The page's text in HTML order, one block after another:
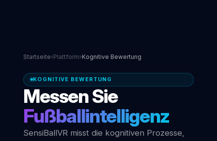
Startseite›Plattform›Kognitive Bewertung
KOGNITIVE BEWERTUNG
Messen Sie
Fußballintelligenz
SensiBallVR misst die kognitiven Prozesse,